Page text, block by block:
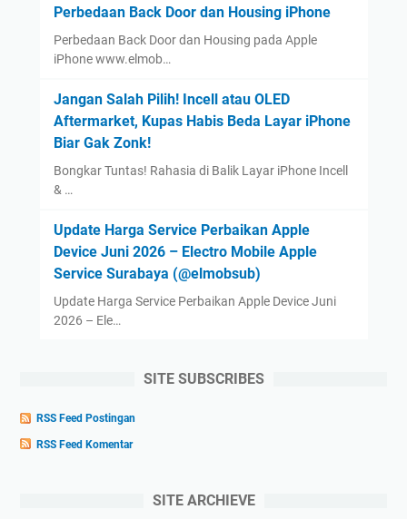
Perbedaan Back Door dan Housing iPhone
Perbedaan Back Door dan Housing pada Apple
iPhone www.elmob…
Jangan Salah Pilih! Incell atau OLED
Aftermarket, Kupas Habis Beda Layar iPhone
Biar Gak Zonk!
Bongkar Tuntas! Rahasia di Balik Layar iPhone Incell
& …
Update Harga Service Perbaikan Apple
Device Juni 2026 – Electro Mobile Apple
Service Surabaya (@elmobsub)
Update Harga Service Perbaikan Apple Device Juni
2026 – Ele…
SITE SUBSCRIBES
RSS Feed Postingan
RSS Feed Komentar
SITE ARCHIEVE